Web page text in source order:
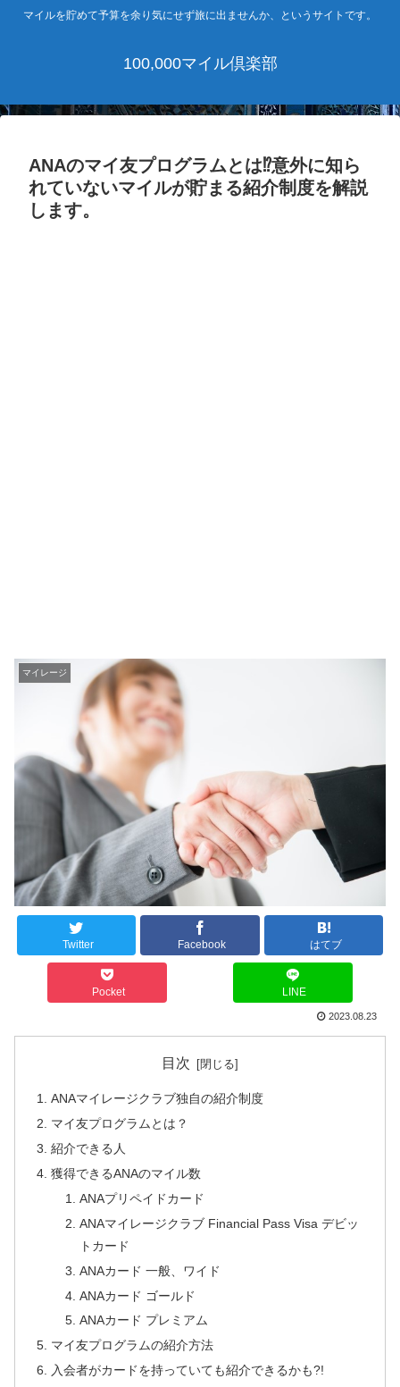
マイルを貯めて予算を余り気にせず旅に出ませんか、というサイトです。
100,000マイル倶楽部
ANAのマイ友プログラムとは⁉意外に知ら
れていないマイルが貯まる紹介制度を解説
します。
マイレージ
Twitter Facebook はてブ
Pocket LINE
2023.08.23
目次
ANAマイレージクラブ独自の紹介制度
マイ友プログラムとは？
紹介できる人
獲得できるANAのマイル数
ANAプリペイドカード
ANAマイレージクラブ Financial Pass Visa デビッ
トカード
ANAカード 一般、ワイド
ANAカード ゴールド
ANAカード プレミアム
マイ友プログラムの紹介方法
入会者がカードを持っていても紹介できるかも?!